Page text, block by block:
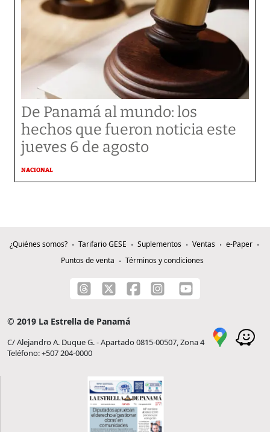
De Panamá al mundo: los
hechos que fueron noticia este
jueves 6 de agosto
NACIONAL
¿Quiénes somos? Tarifario GESE Suplementos Ventas
e-Paper
Puntos de venta
Términos y condiciones
© 2019 La Estrella de Panamá
C/ Alejandro A. Duque G. - Apartado 0815-00507, Zona 4
Teléfono: +507 204-0000